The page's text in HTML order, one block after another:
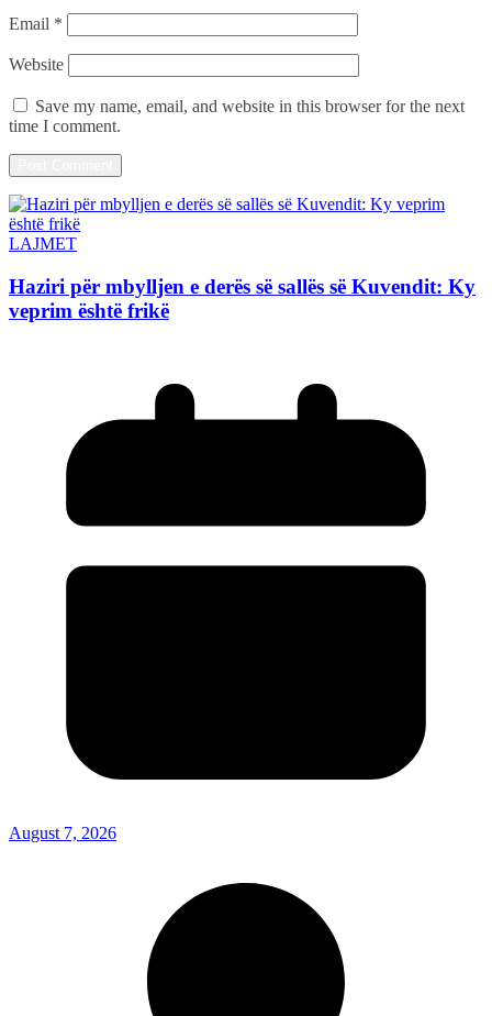
Email *
Website
Save my name, email, and website in this browser for the next
time I comment.
LAJMET
Haziri për mbylljen e derës së sallës së Kuvendit: Ky
veprim është frikë
August 7, 2026